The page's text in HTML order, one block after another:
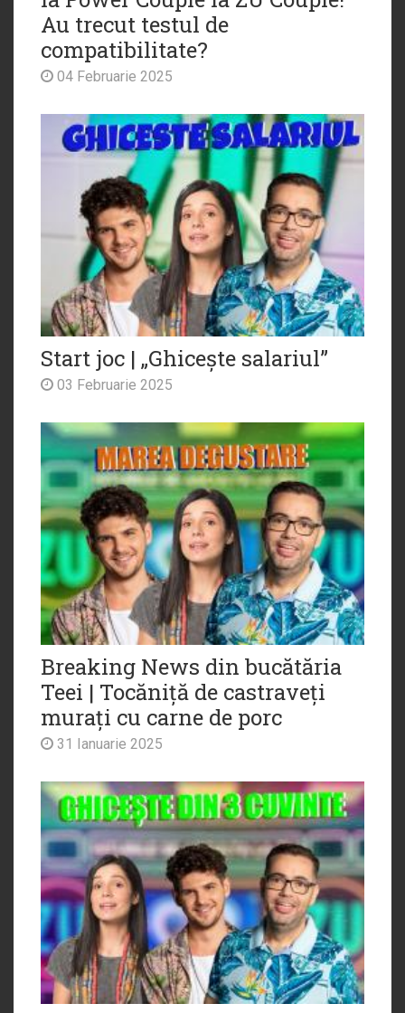
Au trecut testul de
compatibilitate?
04 Februarie 2025
Start joc | „Ghicește salariul”
03 Februarie 2025
Breaking News din bucătăria
Teei | Tocăniță de castraveți
murați cu carne de porc
31 Ianuarie 2025